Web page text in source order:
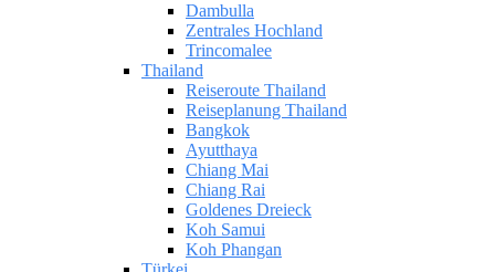
Dambulla
Zentrales Hochland
Trincomalee
Thailand
Reiseroute Thailand
Reiseplanung Thailand
Bangkok
Ayutthaya
Chiang Mai
Chiang Rai
Goldenes Dreieck
Koh Samui
Koh Phangan